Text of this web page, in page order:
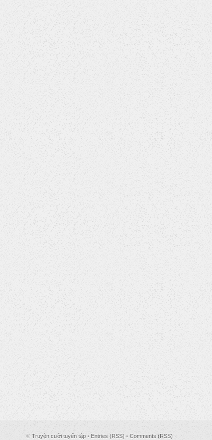
© Truyện cười tuyển tập • Entries (RSS) • Comments (RSS)